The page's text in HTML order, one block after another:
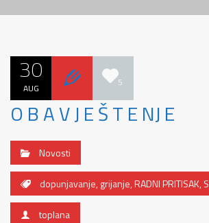
30
AUG 5
O B A V J E Š T E NJ E
Novosti
dopunjavanje,grijanje,RADNI PRITISAK,
toplana